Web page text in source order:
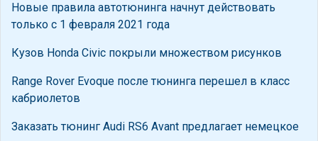
Новые правила автотюнинга начнут действовать
только с 1 февраля 2021 года
Кузов Honda Civic покрыли множеством рисунков
Range Rover Evoque после тюнинга перешел в класс
кабриолетов
Заказать тюнинг Audi RS6 Avant предлагает немецкое